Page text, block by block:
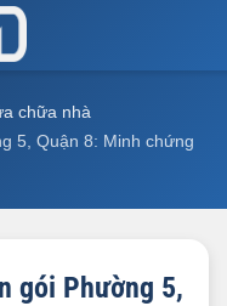
chữa nhà
5, Quận 8: Minh chứng
gói Phường 5,